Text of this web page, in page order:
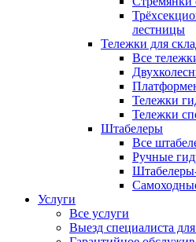
лестницы
Тележки для
Все
Тележки
Тележки
Штабелеры
Все
Ручные
Услуги
Все услуги
Выезд специалиста